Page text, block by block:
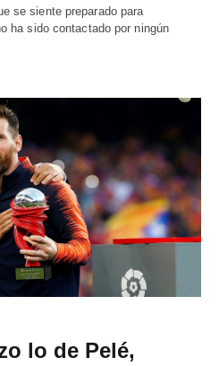
se siente preparado para
ha sido contactado por ningún
lo de Pelé,